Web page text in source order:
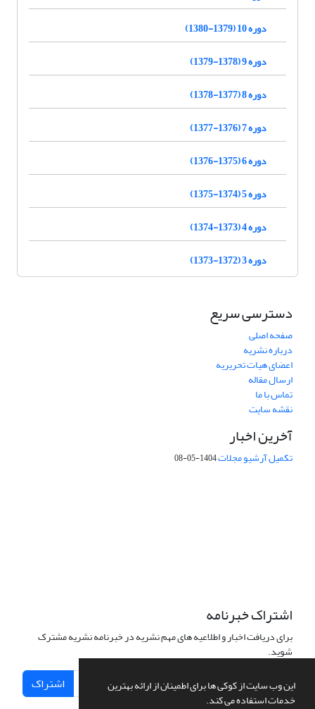
این وب سایت از کوکی ها برای اطمینان از ارائه بهترین
خدمات استفاده می کند.
دوره 10 (1379-1380)
دوره 9 (1378-1379)
دوره 8 (1377-1378)
دوره 7 (1376-1377)
دوره 6 (1375-1376)
دوره 5 (1374-1375)
دوره 4 (1373-1374)
دوره 3 (1372-1373)
دسترسی سریع
صفحه اصلی
درباره نشریه
اعضای هیات تحریریه
ارسال مقاله
تماس با ما
نقشه سایت
آخرین اخبار
تکمیل آرشیو مجلات1404-05-08
اشتراک خبرنامه
برای دریافت اخبار و اطلاعیه های مهم نشریه در خبرنامه نشریه مشترک
شوید.
اشتراک